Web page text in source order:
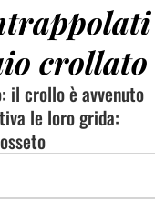
crollato
il crollo è avvenuto
le loro grida: